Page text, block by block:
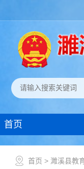
首页
首页 > 濉溪县教